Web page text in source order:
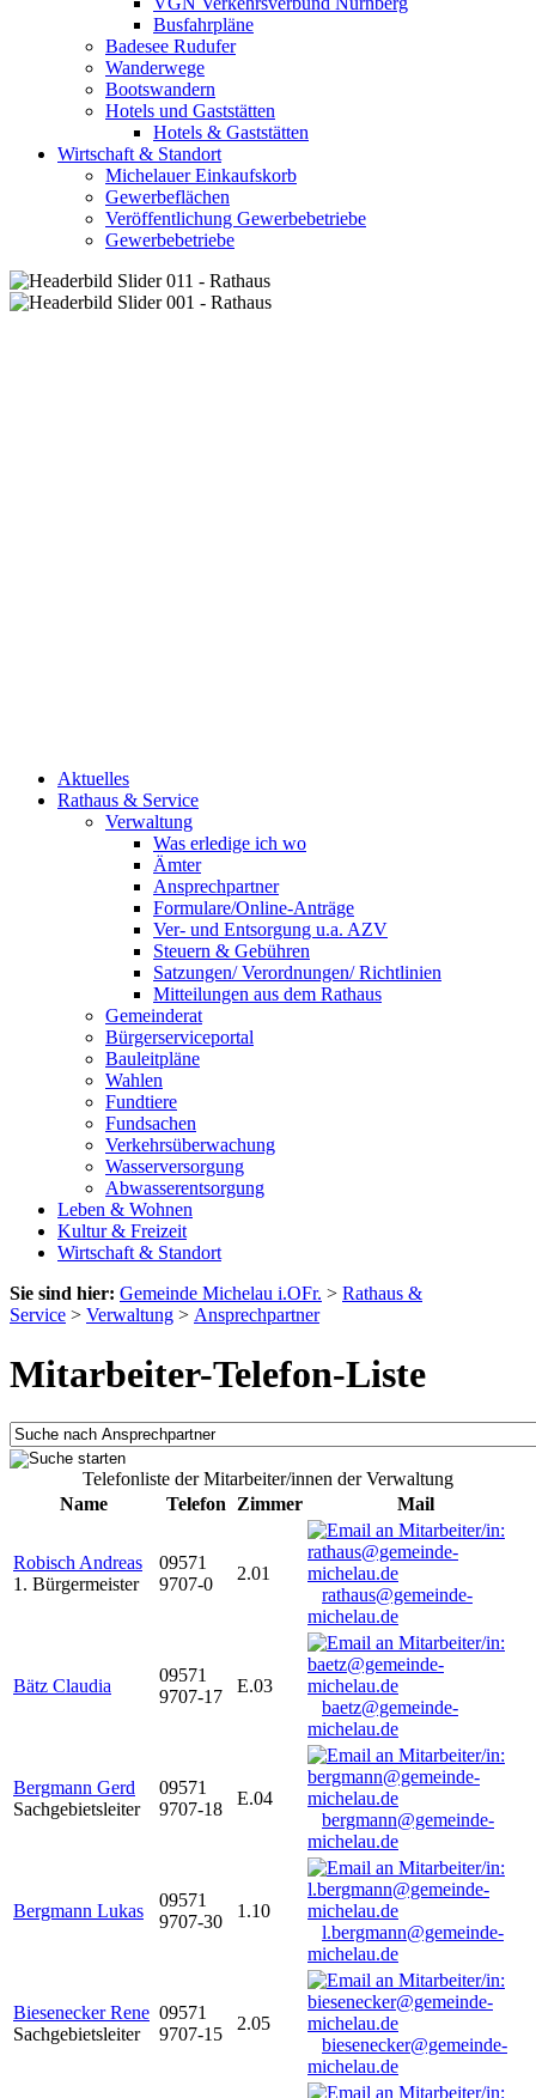
Busfahrpläne
Badesee Rudufer
Wanderwege
Bootswandern
Hotels und Gaststätten
Hotels & Gaststätten
Wirtschaft & Standort
Michelauer Einkaufskorb
Gewerbeflächen
Veröffentlichung Gewerbebetriebe
Gewerbebetriebe
Aktuelles
Rathaus & Service
Verwaltung
Was erledige ich wo
Ämter
Ansprechpartner
Formulare/Online-Anträge
Ver- und Entsorgung u.a. AZV
Steuern & Gebühren
Satzungen/ Verordnungen/ Richtlinien
Mitteilungen aus dem Rathaus
Gemeinderat
Bürgerserviceportal
Bauleitpläne
Wahlen
Fundtiere
Fundsachen
Verkehrsüberwachung
Wasserversorgung
Abwasserentsorgung
Leben & Wohnen
Kultur & Freizeit
Wirtschaft & Standort
Sie sind hier: Gemeinde Michelau i.OFr. > Rathaus &
Service > Verwaltung > Ansprechpartner
Mitarbeiter-Telefon-Liste
Telefonliste der Mitarbeiter/innen der Verwaltung
Name
Telefon Zimmer Mail
Robisch Andreas
1. Bürgermeister
09571
9707-0
2.01
rathaus@gemeinde-
michelau.de
Bätz Claudia
09571
9707-17
E.03
baetz@gemeinde-
michelau.de
Bergmann Gerd
Sachgebietsleiter
09571
9707-18
E.04
bergmann@gemeinde-
michelau.de
Bergmann Lukas
09571
9707-30
1.10
l.bergmann@gemeinde-
michelau.de
Biesenecker Rene
Sachgebietsleiter
09571
9707-15
2.05
biesenecker@gemeinde-
michelau.de